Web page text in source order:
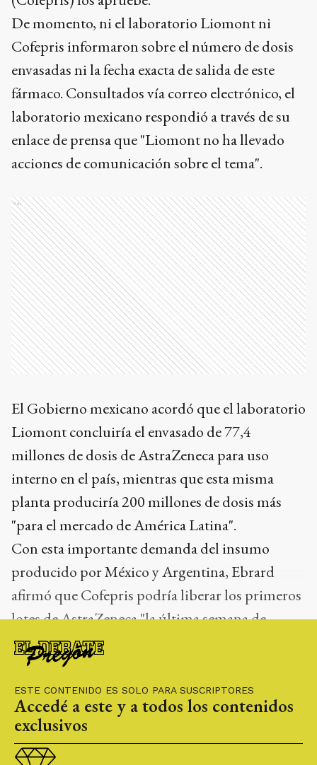
ESTE CONTENIDO ES SOLO PARA SUSCRIPTORES
Accedé a este y a todos los contenidos
exclusivos
De momento, ni el laboratorio Liomont ni
Cofepris informaron sobre el número de dosis
envasadas ni la fecha exacta de salida de este
fármaco. Consultados vía correo electrónico, el
laboratorio mexicano respondió a través de su
enlace de prensa que "Liomont no ha llevado
acciones de comunicación sobre el tema".
Ads
El Gobierno mexicano acordó que el laboratorio
Liomont concluiría el envasado de 77,4
millones de dosis de AstraZeneca para uso
interno en el país, mientras que esta misma
planta produciría 200 millones de dosis más
"para el mercado de América Latina".
Con esta importante demanda del insumo
producido por México y Argentina, Ebrard
afirmó que Cofepris podría liberar los primeros
lotes de AstraZeneca "la última semana de
abril", mientras que en mayo se realizarán
"entregas muy importantes".